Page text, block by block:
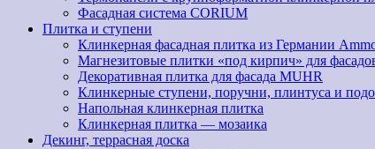
Фасадная система CORIUM
Плитка и ступени
Клинкерная фасадная плитка из Германии
Магнезитовые плитки «под кирпич» для
Декоративная плитка для фасада MUHR
Клинкерные ступени, поручни, плинтуса и
Напольная клинкерная плитка
Клинкерная плитка — мозаика
Декинг, террасная доска